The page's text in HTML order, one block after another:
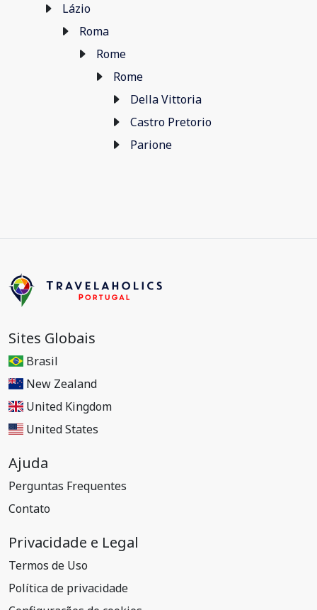
Lázio
Roma
Rome
Rome
Della Vittoria
Castro Pretorio
Parione
Sites Globais
Brasil
New Zealand
United Kingdom
United States
Ajuda
Perguntas Frequentes
Contato
Privacidade e Legal
Termos de Uso
Política de privacidade